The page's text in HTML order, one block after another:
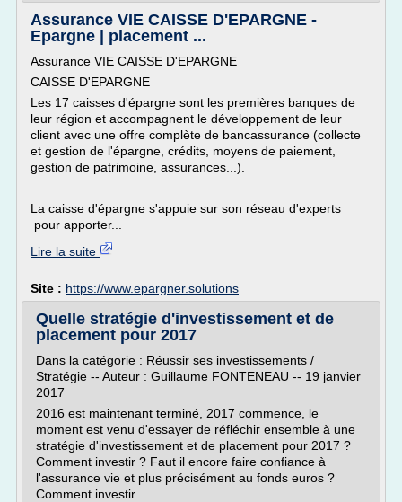
Assurance VIE CAISSE D'EPARGNE -
Epargne | placement ...
Assurance VIE CAISSE D'EPARGNE
CAISSE D'EPARGNE
Les 17 caisses d'épargne sont les premières banques de
leur région et accompagnent le développement de leur
client avec une offre complète de bancassurance (collecte
et gestion de l'épargne, crédits, moyens de paiement,
gestion de patrimoine, assurances...).
La caisse d'épargne s'appuie sur son réseau d'experts
pour apporter...
Lire la suite
Site : https://www.epargner.solutions
Quelle stratégie d'investissement et de
placement pour 2017
Dans la catégorie : Réussir ses investissements /
Stratégie -- Auteur : Guillaume FONTENEAU -- 19 janvier
2017
2016 est maintenant terminé, 2017 commence, le
moment est venu d'essayer de réfléchir ensemble à une
stratégie d'investissement et de placement pour 2017 ?
Comment investir ? Faut il encore faire confiance à
l'assurance vie et plus précisément au fonds euros ?
Comment investir...